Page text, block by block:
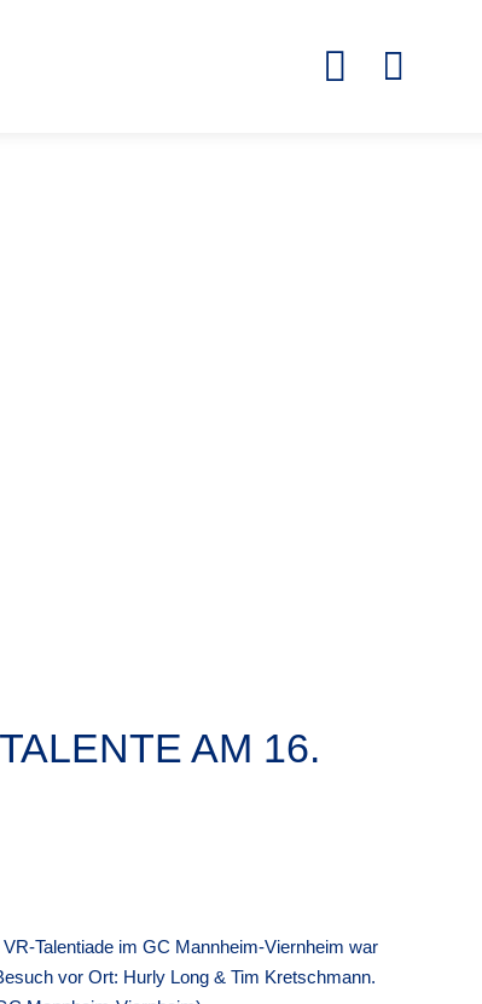
AM 16.
VR-Talentiade im GC Mannheim-Viernheim war
vor Ort: Hurly Long & Tim Kretschmann.